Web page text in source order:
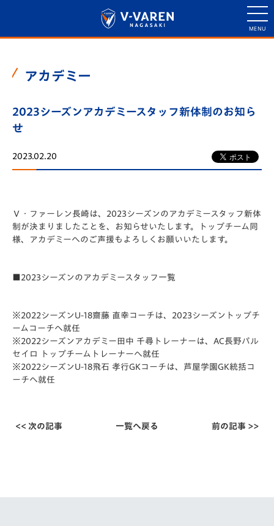
アカデミー
2023シーズンアカデミースタッフ新体制のお知ら
せ
2023.02.20
Ｖ・ファーレン長崎は、2023シーズンのアカデミースタッフ新体
制が決まりましたことを、お知らせいたします。トップチーム同
様、アカデミーへのご声援もよろしくお願いいたします。
■2023シーズンのアカデミースタッフ一覧
※2022シーズンU-18齋藤 直幸コーチは、2023シーズントップチ
ームコーチへ就任
※2022シーズンアカデミー田中 千尋トレーナーは、AC長野パル
セイロ トップチームトレーナーへ就任
※2022シーズンU-18飛石 孝行GKコーチは、芦屋学園GK統括コ
ーチへ就任
<< 次の記事 一覧へ戻る 前の記事 >>